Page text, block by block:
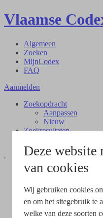
Deze website
van cookies
Wij gebruiken cookies
en om het sitegebruik te
welke van deze soorten
Vlaamse
Algemeen
Zoeken
MijnCodex
FAQ
Aanmelden
Zoekopdracht
Aanpassen
Nieuw
Zoekresultaten